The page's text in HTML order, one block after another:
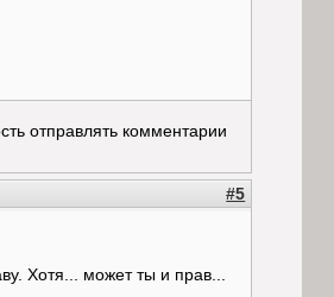
отправлять комментарии
#5
Хотя... может ты и прав...